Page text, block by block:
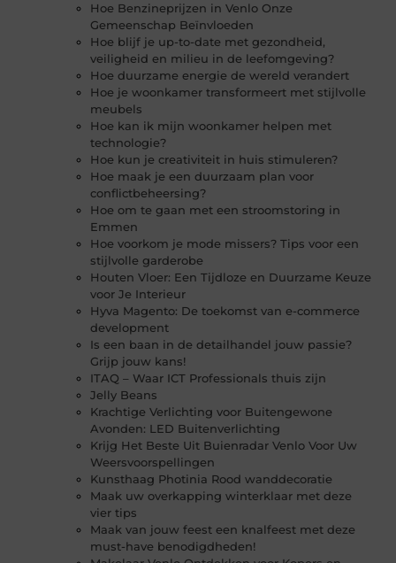
Hoe Benzineprijzen in Venlo Onze
Gemeenschap Beïnvloeden
Hoe blijf je up-to-date met gezondheid,
veiligheid en milieu in de leefomgeving?
Hoe duurzame energie de wereld verandert
Hoe je woonkamer transformeert met stijlvolle
meubels
Hoe kan ik mijn woonkamer helpen met
technologie?
Hoe kun je creativiteit in huis stimuleren?
Hoe maak je een duurzaam plan voor
conflictbeheersing?
Hoe om te gaan met een stroomstoring in
Emmen
Hoe voorkom je mode missers? Tips voor een
stijlvolle garderobe
Houten Vloer: Een Tijdloze en Duurzame Keuze
voor Je Interieur
Hyva Magento: De toekomst van e-commerce
development
Is een baan in de detailhandel jouw passie?
Grijp jouw kans!
ITAQ – Waar ICT Professionals thuis zijn
Jelly Beans
Krachtige Verlichting voor Buitengewone
Avonden: LED Buitenverlichting
Krijg Het Beste Uit Buienradar Venlo Voor Uw
Weersvoorspellingen
Kunsthaag Photinia Rood wanddecoratie
Maak uw overkapping winterklaar met deze
vier tips
Maak van jouw feest een knalfeest met deze
must-have benodigdheden!